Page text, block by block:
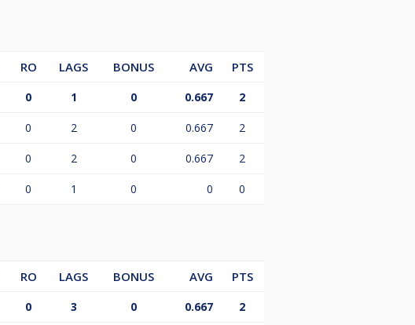
RO LAGS BONUS AVG
PTS
0 1 0 0.667 2
0 2 0 0.667 2
0 2 0 0.667 2
0 1 0 0 0
RO LAGS BONUS AVG
PTS
0 3 0 0.667 2